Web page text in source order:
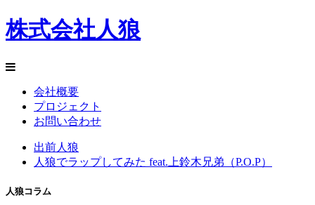
株式会社人狼
会社概要
プロジェクト
お問い合わせ
出前人狼
人狼でラップしてみた feat.上鈴木兄弟（P.O.P）
人狼コラム